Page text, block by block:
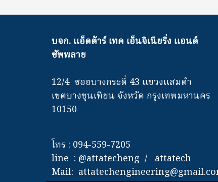
บจก. แอ็ดต้าร์ เทค เอ็นจิเนียริ่ง แอนด์
ซัพพลาย
12/4 ซอยบางกระดี่ 43 แขวงแสมดำ
เขตบางขุนเทียน จังหวัด กรุงเทพมหานคร
10150
โทร : 094-559-7205
line : @attatecheng / attatech
Mail: